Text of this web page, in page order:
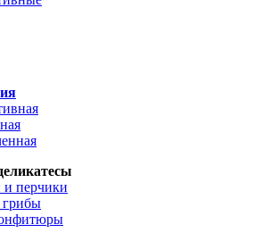
перчики